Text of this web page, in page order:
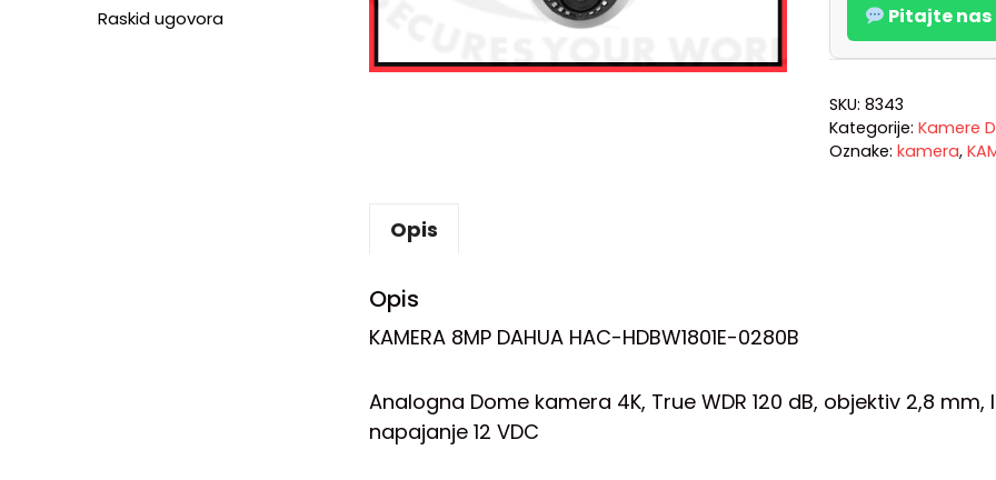
Pitajte
SKU: 8343
Kategorije: Kamere
Oznake: kamera,
Opis
Opis
KAMERA 8MP DAHUA HAC-HDBW1801E-0280B
Analogna Dome kamera 4K, True WDR 120 dB, objektiv 2,8 mm,
napajanje 12 VDC
Raskid ugovora